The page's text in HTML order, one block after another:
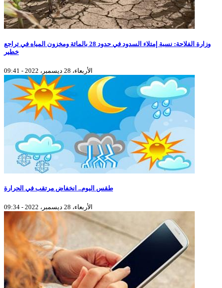
وزارة الفلاحة: نسبة إمتلاء السدود في حدود 28 بالمائة ومخزون المياه في تراجع
خطير
الأربعاء، 28 ديسمبر، 2022 - 09:41
طقس اليوم.. انخفاض مرتقب في الحرارة
الأربعاء، 28 ديسمبر، 2022 - 09:34